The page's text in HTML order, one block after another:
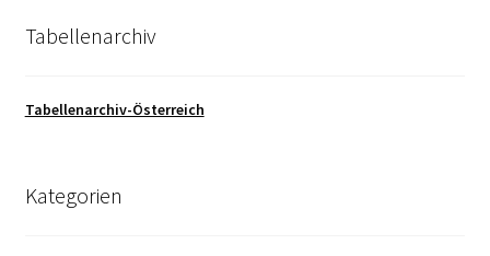
Tabellenarchiv
Tabellenarchiv-Österreich
Kategorien